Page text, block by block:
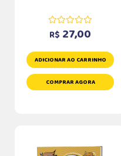
R$ 27,00
ADICIONAR AO CARRINHO
COMPRAR AGORA